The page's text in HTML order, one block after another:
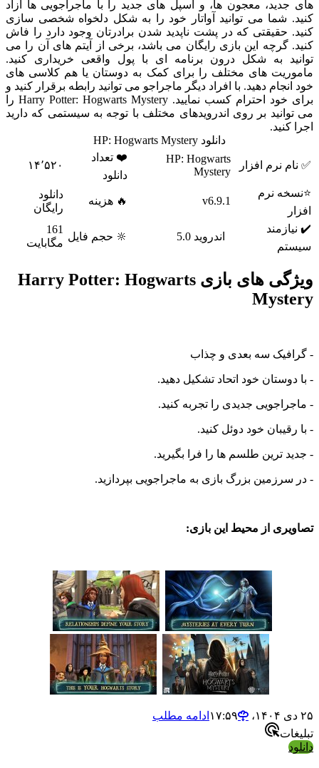
های جدید، معجون ها، و اسپل های جدید را با ماجراجویی ها آزاد
کنید. شما می توانید آواتار خود را به شکل دلخواه شخصی سازی
کنید. حقیقتی که در پشت ناپدید شدن برادرتان وجود دارد را فاش
کنید. گرچه این بازی رایگان می باشد، برخی از آیتم های آن را می
توانید به شکل درون برنامه ای با پول واقعی خریداری کنید.
ماموریت های مختلف را برای کمک به دوستان یا هم کلاسی های
خود انجام دهید. با افراد دیگر ماجراجو می توانید رابطه برقرار کنید و
برای خود احترام کسب نمایید. Harry Potter: Hogwarts Mystery را
می توانید بر روی اندرویدهای مختلف با توجه به سیستمی که دارید
اجرا کنید.
دانلود HP: Hogwarts Mystery
✅ نام نرم افزار
HP: Hogwarts
Mystery
❤️ تعداد
دانلود
۱۴٬۵۲۰
⭐نسخه نرم
افزار
v6.9.1 🔥 هزینه
دانلود
رایگان
✔️ نیازمند
سیستم
اندروید 5.0 🔆 حجم فایل
161
مگابایت
ویژگی های بازی Harry Potter: Hogwarts
Mystery
- گرافیک سه بعدی و چذاب
- با دوستان خود اتحاد تشکیل دهید.
- ماجراجویی جدیدی را تجربه کنید.
- با رقیبان خود دوئل کنید.
- جدید ترین طلسم ها را فرا بگیرید.
- در سرزمین بزرگ بازی به ماجراجویی بپردازید.
تصاویری از محیط این بازی:
۲۵ دی ۱۴۰۴،‏ ۱۷:۵۹
ادامه مطلب
تبلیغات
دانلود